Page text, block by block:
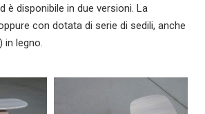
è disponibile in due versioni. La
con dotata di serie di sedili, anche
legno.